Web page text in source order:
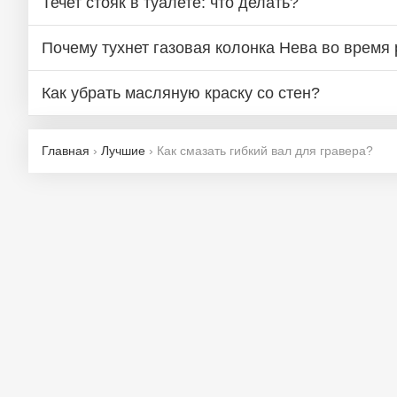
Почему тухнет газовая колонка Нева во время
Как убрать масляную краску со стен?
Главная › Лучшие › Как смазать гибкий вал для гравера?